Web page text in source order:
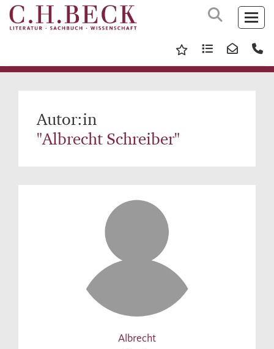
Autor:in
"Albrecht Schreiber"
Albrecht